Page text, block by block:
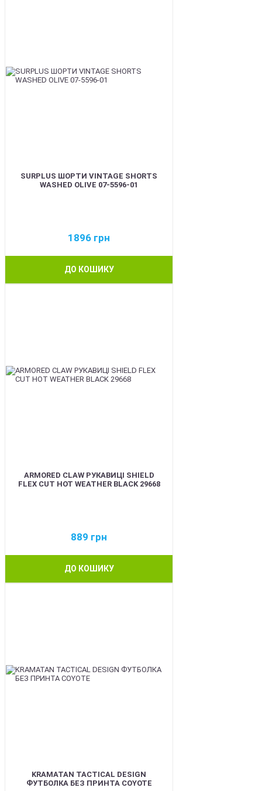
SURPLUS ШОРТИ VINTAGE SHORTS
WASHED OLIVE 07-5596-01
1896 грн
ДО КОШИКУ
ARMORED CLAW РУКАВИЦІ SHIELD
FLEX CUT HOT WEATHER BLACK 29668
889 грн
ДО КОШИКУ
KRAMATAN TACTICAL DESIGN
ФУТБОЛКА БЕЗ ПРИНТА COYOTE